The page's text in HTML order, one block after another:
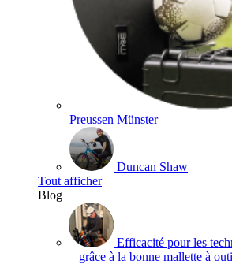
Preussen Münster
Duncan Shaw
Tout afficher
Blog
Efficacité pour les
– grâce à la bonne mallette à